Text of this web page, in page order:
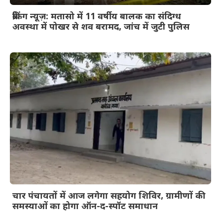
ब्रेकिंग न्यूज़: मतासो में 11 वर्षीय बालक का संदिग्ध
अवस्था में पोखर से शव बरामद, जांच में जुटी पुलिस
चार पंचायतों में आज लगेगा सहयोग शिविर, ग्रामीणों की
समस्याओं का होगा ऑन-द-स्पॉट समाधान